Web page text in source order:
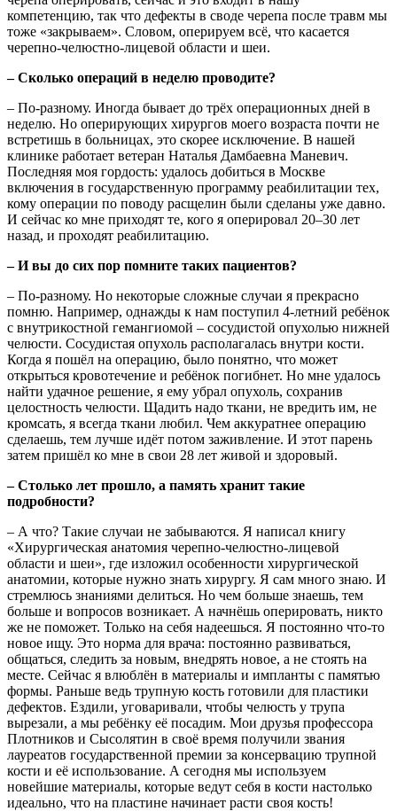
компетенцию, так что дефекты в своде черепа после травм мы
тоже «закрываем». Словом, оперируем всё, что касается
черепно-челюстно-лицевой области и шеи.
– Сколько операций в неделю проводите?
– По-разному. Иногда бывает до трёх операционных дней в
неделю. Но оперирующих хирургов моего возраста почти не
встретишь в больницах, это скорее исключение. В нашей
клинике работает ветеран Наталья Дамбаевна Маневич.
Последняя моя гордость: удалось добиться в Москве
включения в государственную программу реабилитации тех,
кому операции по поводу расщелин были сделаны уже давно.
И сейчас ко мне приходят те, кого я оперировал 20–30 лет
назад, и проходят реабилитацию.
– И вы до сих пор помните таких пациентов?
– По-разному. Но некоторые сложные случаи я прекрасно
помню. Например, однажды к нам поступил 4-летний ребёнок
с внутрикостной гемангиомой – сосудистой опухолью нижней
челюсти. Сосудистая опухоль располагалась внутри кости.
Когда я пошёл на операцию, было понятно, что может
открыться кровотечение и ребёнок погибнет. Но мне удалось
найти удачное решение, я ему убрал опухоль, сохранив
целостность челюсти. Щадить надо ткани, не вредить им, не
кромсать, я всегда ткани любил. Чем аккуратнее операцию
сделаешь, тем лучше идёт потом заживление. И этот парень
затем пришёл ко мне в свои 28 лет живой и здоровый.
– Столько лет прошло, а память хранит такие
подробности?
– А что? Такие случаи не забываются. Я написал книгу
«Хирургическая анатомия черепно-челюстно-лицевой
области и шеи», где изложил особенности хирургической
анатомии, которые нужно знать хирургу. Я сам много знаю. И
стремлюсь знаниями делиться. Но чем больше знаешь, тем
больше и вопросов возникает. А начнёшь оперировать, никто
же не поможет. Только на себя надеешься. Я постоянно что-то
новое ищу. Это норма для врача: постоянно развиваться,
общаться, следить за новым, внедрять новое, а не стоять на
месте. Сейчас я влюблён в материалы и импланты с памятью
формы. Раньше ведь трупную кость готовили для пластики
дефектов. Ездили, уговаривали, чтобы челюсть у трупа
вырезали, а мы ребёнку её посадим. Мои друзья профессора
Плотников и Сысолятин в своё время получили звания
лауреатов государственной премии за консервацию трупной
кости и её использование. А сегодня мы используем
новейшие материалы, которые ведут себя в кости настолько
идеально, что на пластине начинает расти своя кость!